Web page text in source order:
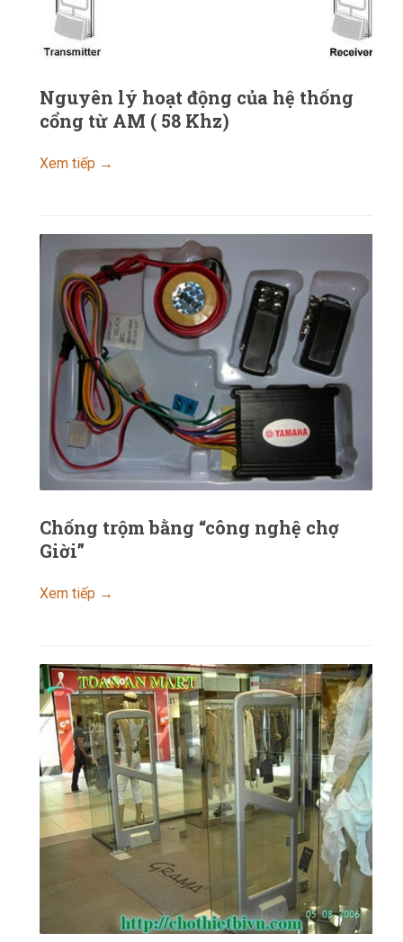
Nguyên lý hoạt động của hệ thống
cổng từ AM ( 58 Khz)
Xem tiếp →
Chống trộm bằng “công nghệ chợ
Giời”
Xem tiếp →